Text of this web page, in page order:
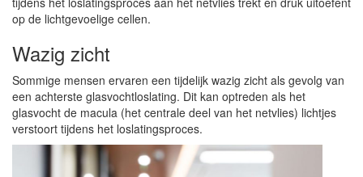
op de lichtgevoelige cellen.
Wazig zicht
Sommige mensen ervaren een tijdelijk wazig zicht als gevolg van
een achterste glasvochtloslating. Dit kan optreden als het
glasvocht de macula (het centrale deel van het netvlies) lichtjes
verstoort tijdens het loslatingsproces.